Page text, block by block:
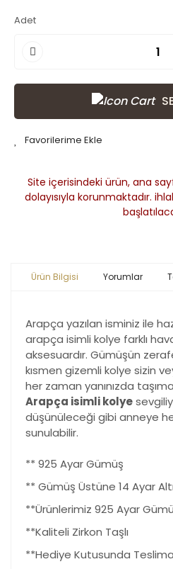
Adet
Site içerisindeki ürün, ana
dolayısıyla korunmaktadır.
Ürün Bilgisi Yorumlar
Arapça yazılan isminiz ile
arapça isimli kolye farklı
aksesuardır. Gümüşün
kısmen gizemli kolye sizin
her zaman yanınızda
Arapça isimli kolye
düşünüleceği gibi anneye
sunulabilir.
** 925 Ayar Gümüş
** Gümüş Üstüne 14 Ayar
**Ürünlerimiz 925 Ayar
**Kaliteli Zirkon Taşlı
**Hediye Kutusunda